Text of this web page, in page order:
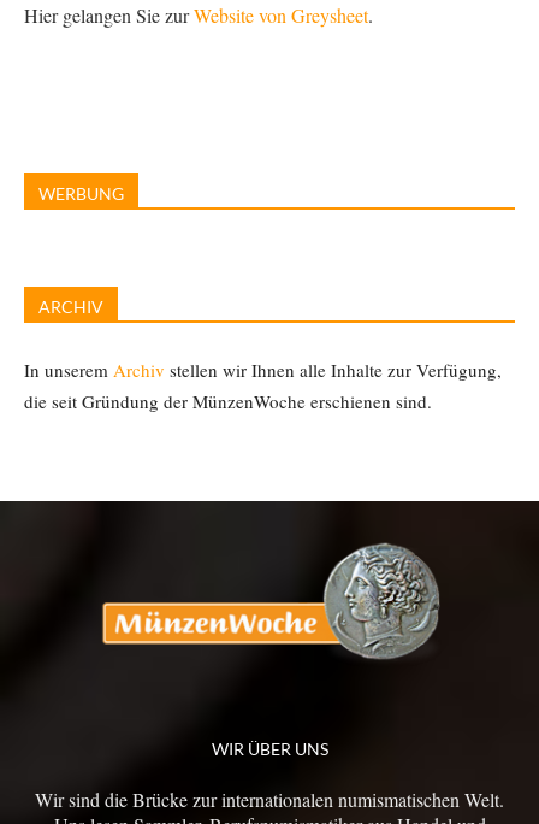
Hier gelangen Sie zurWebsite von Greysheet.
WERBUNG
ARCHIV
In unserem Archiv stellen wir Ihnen alle Inhalte zur Verfügung,
die seit Gründung der MünzenWoche erschienen sind.
WIR ÜBER UNS
Wir sind die Brücke zur internationalen numismatischen Welt.